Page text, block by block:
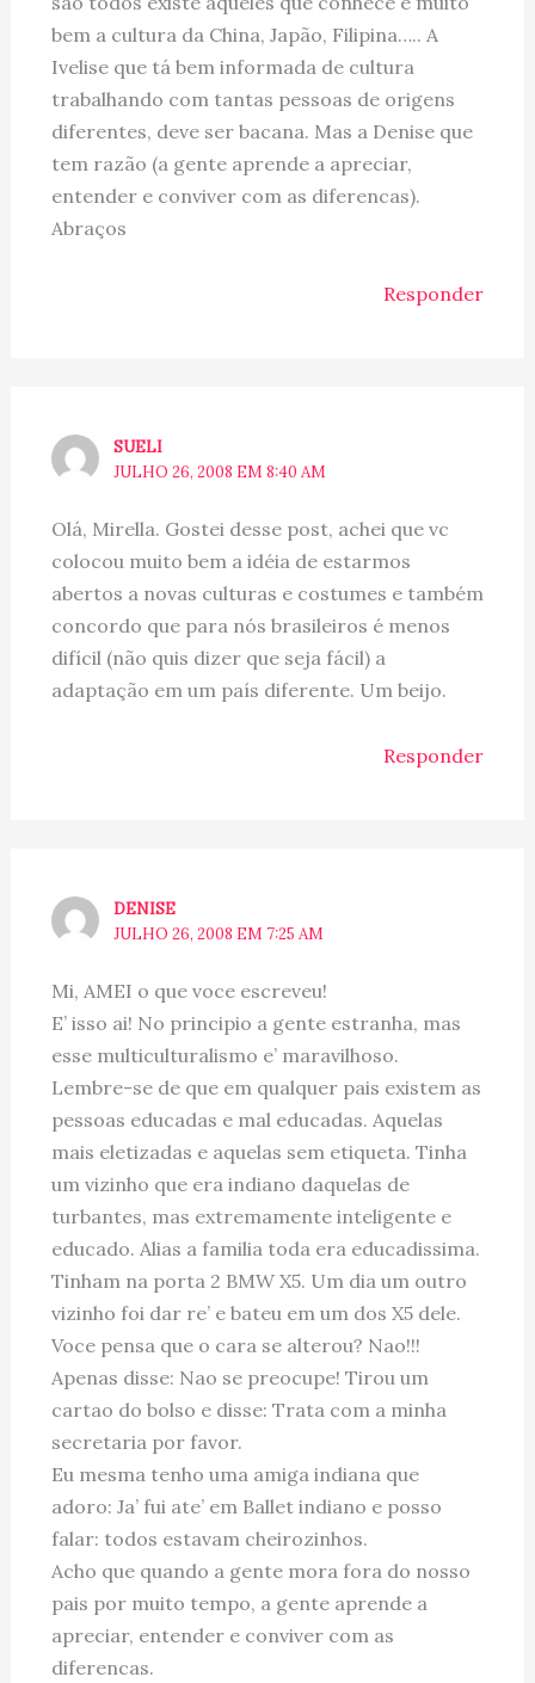
bem a cultura da China, Japão, Filipina….. A
Ivelise que tá bem informada de cultura
trabalhando com tantas pessoas de origens
diferentes, deve ser bacana. Mas a Denise que
tem razão (a gente aprende a apreciar,
entender e conviver com as diferencas).
Abraços
Responder
SUELI
JULHO 26, 2008 EM 8:40 AM
Olá, Mirella. Gostei desse post, achei que vc
colocou muito bem a idéia de estarmos
abertos a novas culturas e costumes e também
concordo que para nós brasileiros é menos
difícil (não quis dizer que seja fácil) a
adaptação em um país diferente. Um beijo.
Responder
DENISE
JULHO 26, 2008 EM 7:25 AM
Mi, AMEI o que voce escreveu!
E’ isso ai! No principio a gente estranha, mas
esse multiculturalismo e’ maravilhoso.
Lembre-se de que em qualquer pais existem as
pessoas educadas e mal educadas. Aquelas
mais eletizadas e aquelas sem etiqueta. Tinha
um vizinho que era indiano daquelas de
turbantes, mas extremamente inteligente e
educado. Alias a familia toda era educadissima.
Tinham na porta 2 BMW X5. Um dia um outro
vizinho foi dar re’ e bateu em um dos X5 dele.
Voce pensa que o cara se alterou? Nao!!!
Apenas disse: Nao se preocupe! Tirou um
cartao do bolso e disse: Trata com a minha
secretaria por favor.
Eu mesma tenho uma amiga indiana que
adoro: Ja’ fui ate’ em Ballet indiano e posso
falar: todos estavam cheirozinhos.
Acho que quando a gente mora fora do nosso
pais por muito tempo, a gente aprende a
apreciar, entender e conviver com as
diferencas.